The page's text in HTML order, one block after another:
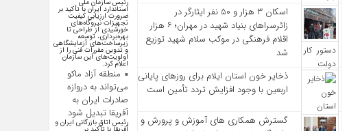
اسکان ۳ هزار و ۵۰ نفر ایثارگر در
زائرسراهای بنیاد شهید در مهران؛ ۶ هزار
اقلام فرهنگی در موکب سلام شهید توزیع
شد
ذخایر خون استان ایلام برای روزهای پایانی
اربعین با وجود افزایش تردد تأمین است
گسترش همکاری‌ های آموزش و پرورش و
رئیس سازمان ملی
استاندارد ایران با تأکید بر
ضرورت ارزیابی کیفیت
تجهیزات نیروگاه‌های
خورشیدی از طراحی تا
بهره‌برداری، توسعه
زیرساخت‌های آزمایشگاهی
و تدوین مقررات فنی را از
اولویت‌های این سازمان
اعلام کرد.
منطقه آزاد ماکو
می‌تواند به دروازه
صادرات ایران به
آفریقا تبدیل شود
رئیس اتاق بازرگانی ایران و